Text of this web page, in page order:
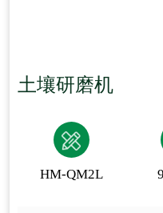
土壤研磨机
HM-QM2L